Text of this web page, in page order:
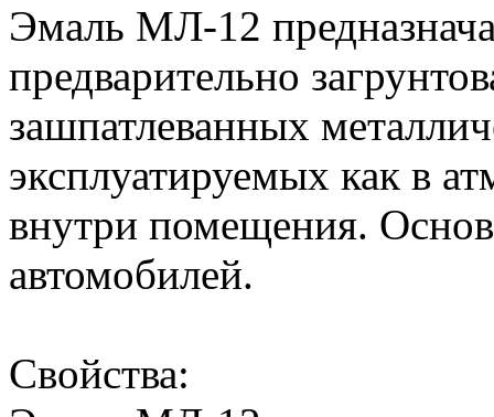
Эмаль МЛ-12
предварительно
зашпатлеванных
эксплуатируемых как в
внутри помещения.
автомобилей.
Свойства: